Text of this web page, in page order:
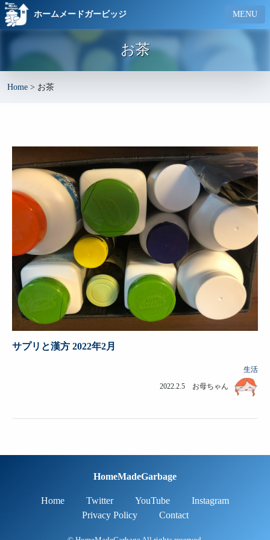
ホームメードガービッジ MENU
お茶
Home > お茶
サプリと漢方 2022年2月
生活
2022.2.5 お母ちゃん
HomeMadeGarbage
Home Twitter YouTube
Instagram
Privacy Policy
Contact